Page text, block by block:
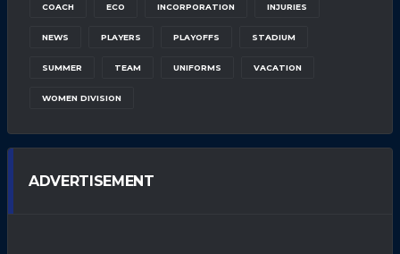
COACH ECO INCORPORATION INJURIES
NEWS PLAYERS PLAYOFFS STADIUM
SUMMER TEAM UNIFORMS VACATION
WOMEN DIVISION
ADVERTISEMENT